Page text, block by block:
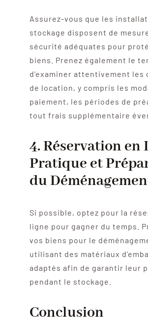
Assurez-vous que les
stockage disposent de
sécurité adéquates pour
biens. Prenez également le
d’examiner attentivement les
de location, y compris les
paiement, les périodes de
tout frais supplémentaire
4. Réservation en
Pratique et
du
Si possible, optez pour la
ligne pour gagner du temps.
vos biens pour le
utilisant des matériaux
adaptés afin de garantir leur
pendant le stockage.
Conclusion